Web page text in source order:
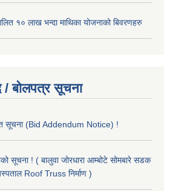
१० लाख भन्दा माथिका योजनाको बिवरणहरु
/ बोलपत्र सूचना
सूचना (Bid Addendum Notice) !
सूचना ! ( बालुवा जोरधारा आम्बोटे सोमबारे सडक
Roof Truss निर्माण )